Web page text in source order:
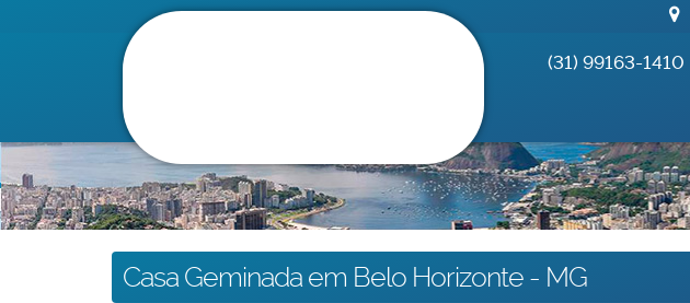
(31) 99163-1410
Casa Geminada em Belo Horizonte - MG